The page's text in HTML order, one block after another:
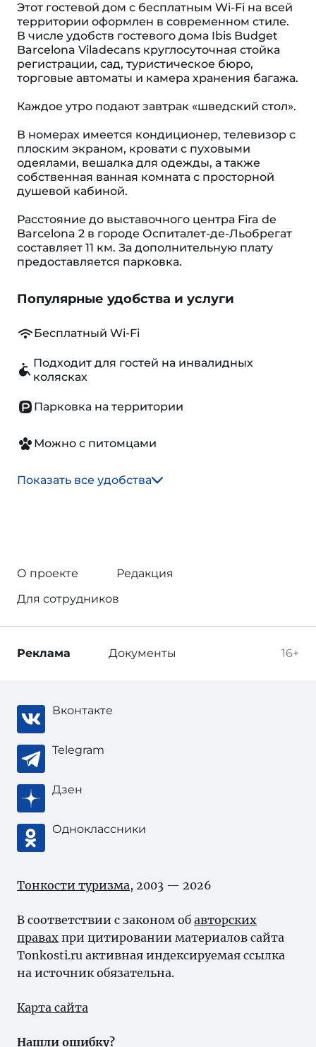
Этот гостевой дом с бесплатным Wi-Fi на всей
территории оформлен в современном стиле.
В числе удобств гостевого дома Ibis Budget
Barcelona Viladecans круглосуточная стойка
регистрации, сад, туристическое бюро,
торговые автоматы и камера хранения багажа.
Каждое утро подают завтрак «шведский стол».
В номерах имеется кондиционер, телевизор с
плоским экраном, кровати с пуховыми
одеялами, вешалка для одежды, а также
собственная ванная комната с просторной
душевой кабиной.
Расстояние до выставочного центра Fira de
Barcelona 2 в городе Оспиталет-де-Льобрегат
составляет 11 км. За дополнительную плату
предоставляется парковка.
Популярные удобства и услуги
Бесплатный Wi-Fi
Подходит для гостей на инвалидных
колясках
Парковка на территории
Можно с питомцами
Показать все удобства
О проекте
Редакция
Для сотрудников
16+
Реклама Документы
Вконтакте
Telegram
Дзен
Одноклассники
Тонкости туризма, 2003 — 2026
В соответствии с законом об авторских
правах при цитировании материалов сайта
Tonkosti.ru активная индексируемая ссылка
на источник обязательна.
Карта сайта
Нашли ошибку?